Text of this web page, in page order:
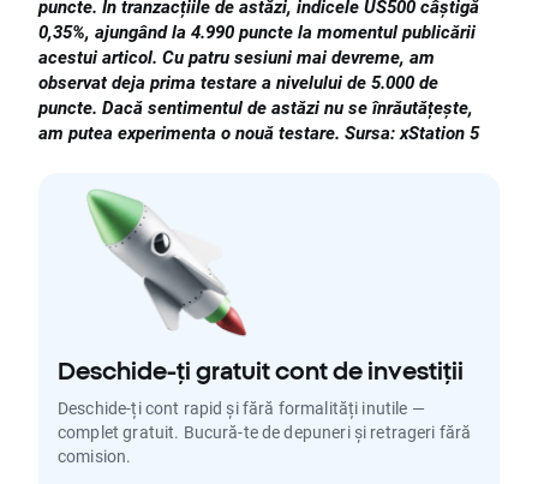
puncte. În tranzacțiile de astăzi, indicele US500 câștigă
0,35%, ajungând la 4.990 puncte la momentul publicării
acestui articol. Cu patru sesiuni mai devreme, am
observat deja prima testare a nivelului de 5.000 de
puncte. Dacă sentimentul de astăzi nu se înrăutățește,
am putea experimenta o nouă testare. Sursa: xStation 5
Deschide-ți gratuit cont de investiții
Deschide-ți cont rapid și fără formalități inutile —
complet gratuit. Bucură-te de depuneri și retrageri fără
comision.